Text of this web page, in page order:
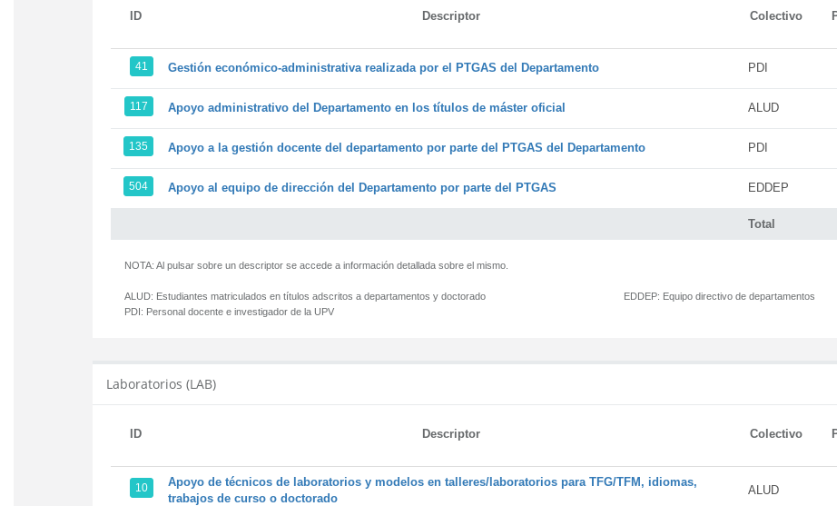
ID Descriptor Colectivo
Total
41 Gestión económico-administrativa realizada por el PTGAS del Departamento PDI
117 Apoyo administrativo del Departamento en los títulos de máster oficial ALUD
135 Apoyo a la gestión docente del departamento por parte del PTGAS del Departamento PDI
504 Apoyo al equipo de dirección del Departamento por parte del PTGAS EDDEP
NOTA: Al pulsar sobre un descriptor se accede a información detallada sobre el mismo.
ALUD: Estudiantes matriculados en títulos adscritos a departamentos y doctorado
PDI: Personal docente e investigador de la UPV
EDDEP: Equipo directivo de departamentos
Laboratorios (LAB)
ID Descriptor Colectivo
10
Apoyo de técnicos de laboratorios y modelos en talleres/laboratorios para TFG/TFM, idiomas,
trabajos de curso o doctorado
ALUD